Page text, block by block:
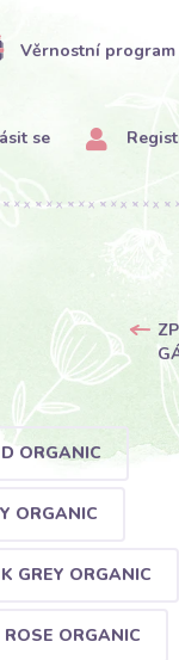
Věrnostní program
se
ORGANIC
ORGANIC
GREY ORGANIC
ORGANIC